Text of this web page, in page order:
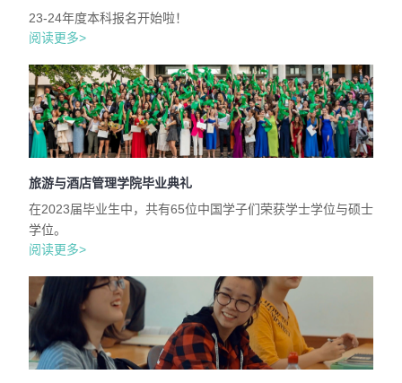
23-24年度本科报名开始啦！
阅读更多>
旅游与酒店管理学院毕业典礼
在2023届毕业生中，共有65位中国学子们荣获学士学位与硕士
学位。
阅读更多>